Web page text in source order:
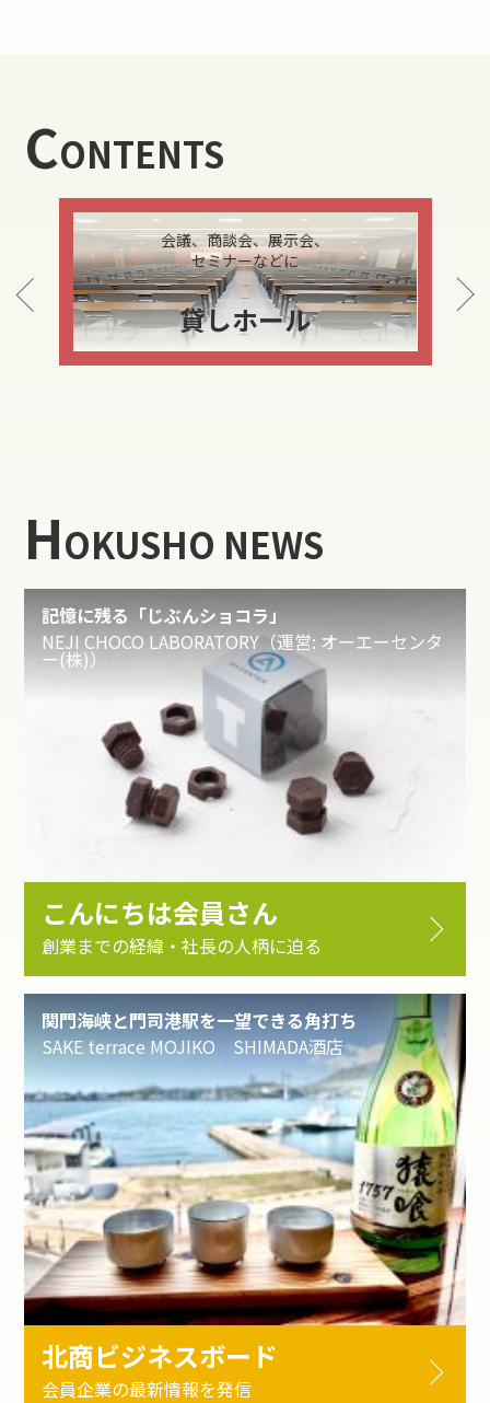
CONTENTS
職員採用情報
北九州商工会議所職員の
新卒採用、中途採用情報
HOKUSHO NEWS
記憶に残る「じぶんショコラ」
NEJI CHOCO LABORATORY（運営: オーエーセンタ
ー(株)）
こんにちは会員さん
創業までの経緯・社長の人柄に迫る
関門海峡と門司港駅を一望できる角打ち
SAKE terrace MOJIKO SHIMADA酒店
北商ビジネスボード
会員企業の最新情報を発信